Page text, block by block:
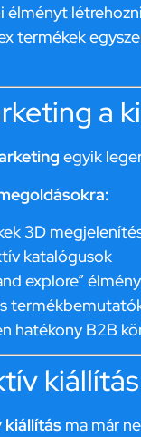
élményt létrehozni
termékek
a
egyik
3D
katalógusok
explore”
hatékony B2B
kiállítás ma már